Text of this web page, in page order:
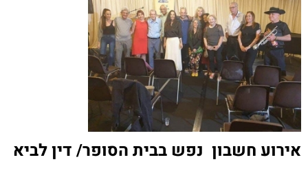
אירוע חשבון נפש בבית הסופר/ דין לביא